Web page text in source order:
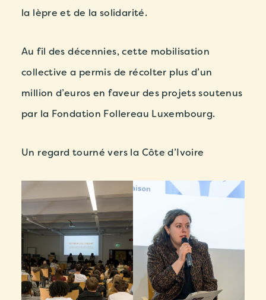
la lèpre et de la solidarité.
Au fil des décennies, cette mobilisation
collective a permis de récolter plus d’un
million d’euros en faveur des projets soutenus
par la Fondation Follereau Luxembourg.
Un regard tourné vers la Côte d’Ivoire